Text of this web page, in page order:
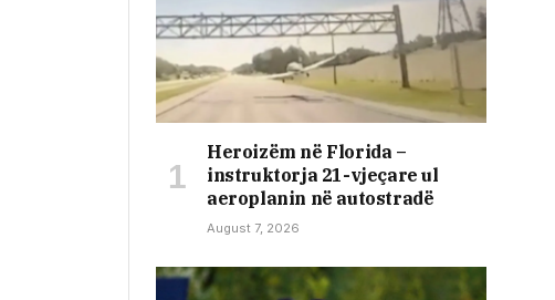
Heroizëm në Florida –
instruktorja 21-vjeçare ul
aeroplanin në autostradë
August 7, 2026